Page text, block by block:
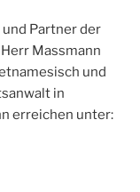
Partner der
Massmann
und
in
erreichen unter: